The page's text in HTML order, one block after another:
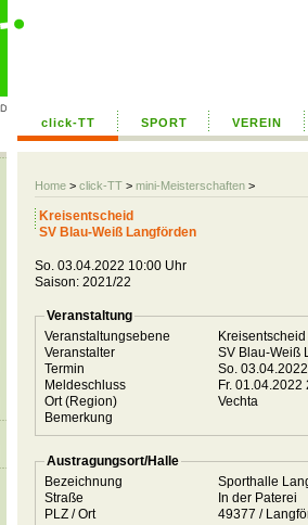
click-TT SPORT VEREIN
Home > click-TT > mini-Meisterschaften >
Kreisentscheid
SV Blau-Weiß Langförden
So. 03.04.2022 10:00 Uhr
Saison: 2021/22
Veranstaltung
Veranstaltungsebene
Kreisentscheid
Veranstalter
SV Blau-Weiß
Termin
So.
Meldeschluss
Fr.
Ort (Region)
Vechta
Bemerkung
Austragungsort/Halle
Bezeichnung
Sporthalle
Straße
In der Paterei
PLZ / Ort
49377 /